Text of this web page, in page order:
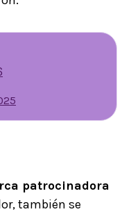
patrocinadora
también se